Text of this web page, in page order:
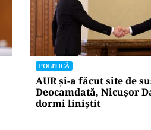
POLITICĂ
AUR și-a făcut site de
Deocamdată, Nicușor
dormi liniștit